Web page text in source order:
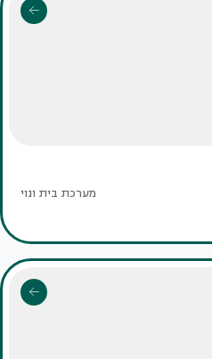
מערכת בית ונוי